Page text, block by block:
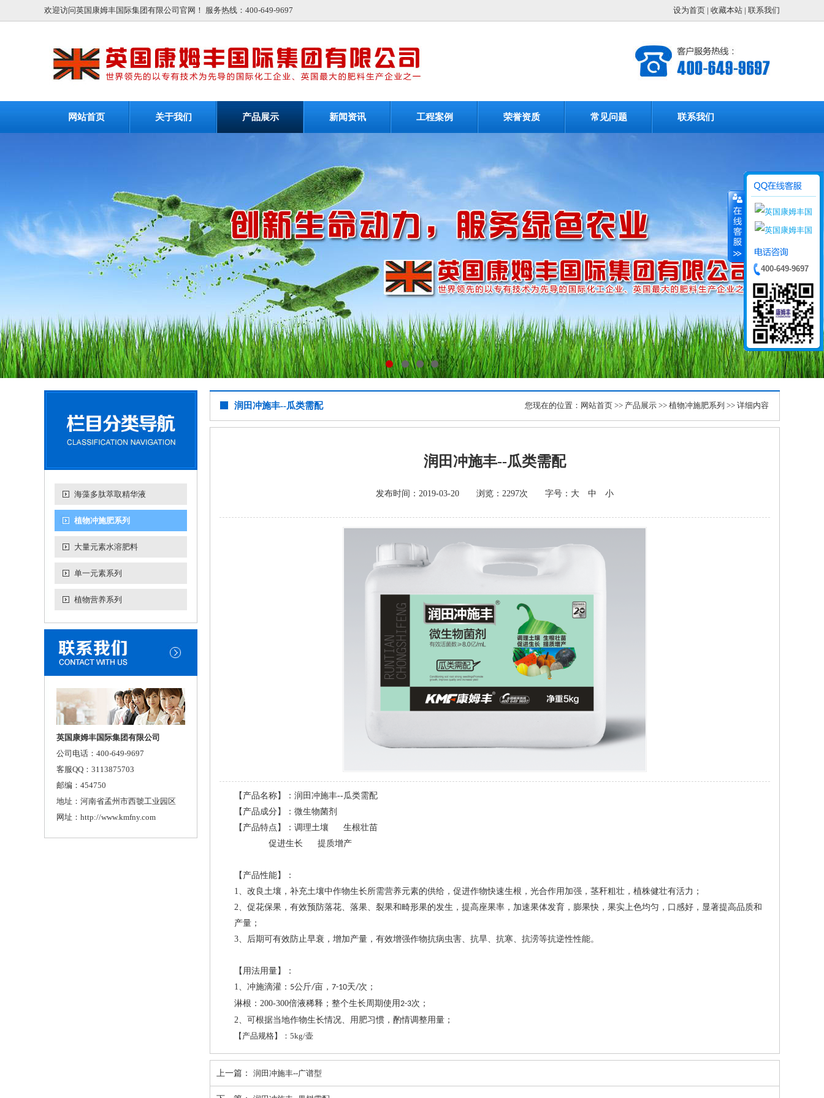
欢迎访问英国康姆丰国际集团有限公司官网！ 服务热线：400-649-9697 设为首页 | 收藏本站 | 联系我们
网站首页 关于我们 产品展示 新闻资讯 工程案例 荣誉资质 常见问题 联系我们
1 2 3 4
海藻多肽萃取精华液
植物冲施肥系列
大量元素水溶肥料
单一元素系列
植物营养系列
英国康姆丰国际集团有限公司
公司电话：400-649-9697
客服QQ：3113875703
邮编：454750
地址：河南省孟州市西虢工业园区
网址：http://www.kmfny.com
润田冲施丰--瓜类需配 您现在的位置： 网站首页 >> 产品展示 >> 植物冲施肥系列 >> 详细内容
润田冲施丰--瓜类需配
发布时间：2019-03-20 浏览：2297次 字号： 大 中 小
【产品名称】：润田冲施丰--瓜类需配
【产品成分】：微生物菌剂
【产品特点】：调理土壤
生根壮苗
促进生长
提质增产
【产品性能】：
1、改良土壤，补充土壤中作物生长所需营养元素的供给，促进作物快速生根，光合作用加强，茎秆粗壮，植株健壮有活力；
2、促花保果，有效预防落花、落果、裂果和畸形果的发生，提高座果率，加速果体发育，膨果快，果实上色均匀，口感好，显著提高品质和
产量；
3、后期可有效防止早衰，增加产量，有效增强作物抗病虫害、抗旱、抗寒、抗涝等抗逆性性能。
【用法用量】：
1、冲施滴灌： 5公斤/亩， 7-10天/次；
淋根： 200-300倍液稀释；整个生长周期使用2-3次；
2、可根据当地作物生长情况、用肥习惯，酌情调整用量；
【产品规格】：5kg/壶
上一篇： 润田冲施丰--广谱型
400-649-9697